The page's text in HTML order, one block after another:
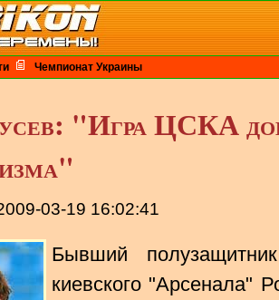
Чемпионат Украины
"Игра ЦСКА
03-19 16:02:41
Бывший
киевского "Арсенала"